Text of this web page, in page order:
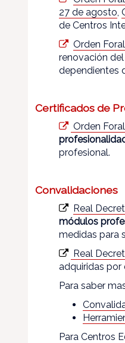
27 de agosto,
de Centros
Orden
renovación
dependientes
Certificados de
Orden
profesional.
Convalidaciones
Real
módulos
medidas para
Real
adquiridas por
Para saber
Para Centros